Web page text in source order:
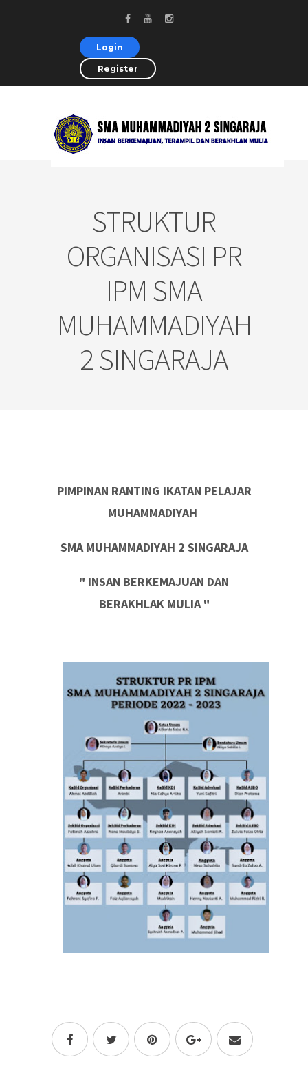
Login
Register
STRUKTUR
ORGANISASI PR
IPM SMA
MUHAMMADIYAH
2 SINGARAJA
PIMPINAN RANTING IKATAN PELAJAR
MUHAMMADIYAH
SMA MUHAMMADIYAH 2 SINGARAJA
" INSAN BERKEMAJUAN DAN
BERAKHLAK MULIA "